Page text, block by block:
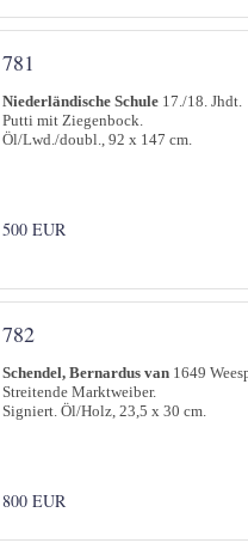
781
Niederländische Schule 17./18. Jhdt.
Putti mit Ziegenbock.
Öl/Lwd./doubl., 92 x 147 cm.
500 EUR
782
Schendel, Bernardus van 1649
Streitende Marktweiber.
Signiert. Öl/Holz, 23,5 x 30 cm.
800 EUR